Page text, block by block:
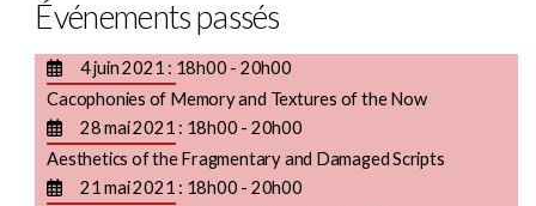
Événements passés
4 juin 2021 : 18h00 - 20h00
Cacophonies of Memory and Textures of the Now
28 mai 2021 : 18h00 - 20h00
Aesthetics of the Fragmentary and Damaged Scripts
21 mai 2021 : 18h00 - 20h00